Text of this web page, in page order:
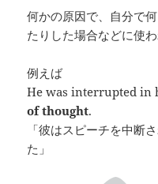
何かの原因で、自分で
たりした場合などに使
例えば
He was interrupted in
of thought.
「彼はスピーチを中断
た」